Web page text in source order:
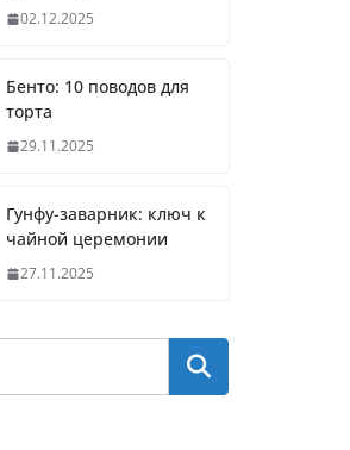
02.12.2025
Бенто: 10 поводов для
торта
29.11.2025
Гунфу-заварник: ключ к
чайной церемонии
27.11.2025